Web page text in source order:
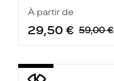
À partir de
29,50 € 59,00 €